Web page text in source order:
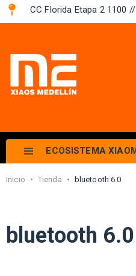
CC Florida Etapa 2 1100
ECOSISTEMA
Inicio • Tienda • bluetooth 6.0
bluetooth 6.0